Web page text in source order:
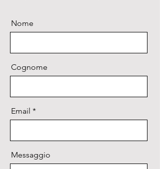
bilancia per tutti quei campioni
magnetica rilevante.
Principali funzioni:
Conteggio pezzi.
Peso percentuale.
Peso di riferimento con limite
Nome
Cognome
Email
Messaggio